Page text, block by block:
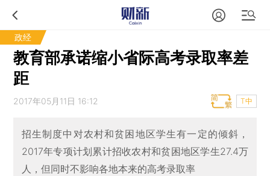
政经
教育部承诺缩小省际高考录取率差
距
2017年05月11日 16:12 T中
招生制度中对农村和贫困地区学生有一定的倾斜，
2017年专项计划累计招收农村和贫困地区学生27.4万
人，但同时不影响各地本来的高考录取率